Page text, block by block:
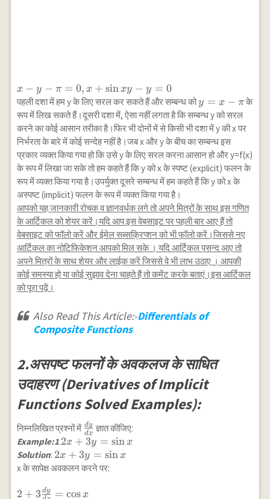
x-y-
\pi=0,
x+\sin
x y-
y=0
x − y − π = 0, x + sin xy − y = 0
पहली दशा में हम y के लिए सरल कर सकते हैं और सम्बन्ध कोy=x-
\pi
y = x − πके
रूप में लिख सकते हैं।दूसरी दशा में, ऐसा नहीं लगता है कि सम्बन्ध y को सरल
करने का कोई आसान तरीका है।फिर भी दोनों में से किसी भी दशा में y की x पर
निर्भरता के बारे में कोई सन्देह नहीं है।जब x और y के बीच का सम्बन्ध इस
प्रकार व्यक्त किया गया हो कि उसे y के लिए सरल करना आसान हो और y=f(x)
के रूप में लिखा जा सके तो हम कहते हैं कि y को x के स्पष्ट (explicit) फलन के
रूप में व्यक्त किया गया है।उपर्युक्त दूसरे सम्बन्ध में हम कहते हैं कि y को x के
अस्पष्ट (implicit) फलन के रूप में व्यक्त किया गया है।
आपको यह जानकारी रोचक व ज्ञानवर्धक लगे तो अपने मित्रों के साथ इस गणित
के आर्टिकल को शेयर करें।यदि आप इस वेबसाइट पर पहली बार आए हैं तो
वेबसाइट को फॉलो करें और ईमेल सब्सक्रिप्शन को भी फॉलो करें।जिससे नए
आर्टिकल का नोटिफिकेशन आपको मिल सके । यदि आर्टिकल पसन्द आए तो
अपने मित्रों के साथ शेयर और लाईक करें जिससे वे भी लाभ उठाए । आपकी
कोई समस्या हो या कोई सुझाव देना चाहते हैं तो कमेंट करके बताएं।इस आर्टिकल
को पूरा पढ़ें।
Also Read This Article:-Differentials of
Composite Functions
2.असपष्ट फलनों के अवकलज के साधित
उदाहरण (Derivatives of Implicit
Functions Solved Examples):
निम्नलिखित प्रश्नों में \frac{dy}
{dx}
dx
dy ज्ञात कीजिए:
Example:1.2 x+3
y=\sin
x
2x + 3y = sinx
Solution: 2 x+3
y=\sin
2x + 3y = sinx
x के सापेक्ष अवकलन करने पर:
2+3 \frac{d y}{d
2 + 3 dy = cosx